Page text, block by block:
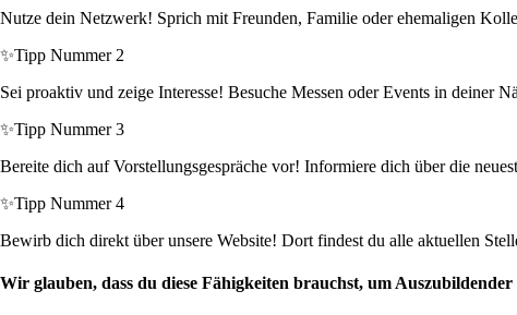
Nutze dein Netzwerk! Sprich mit Freunden, Familie oder ehemaligen
✨Tipp Nummer 2
Sei proaktiv und zeige Interesse! Besuche Messen oder Events in deiner
✨Tipp Nummer 3
Bereite dich auf Vorstellungsgespräche vor! Informiere dich über die
✨Tipp Nummer 4
Bewirb dich direkt über unsere Website! Dort findest du alle aktuellen
Wir glauben, dass du diese Fähigkeiten brauchst, um